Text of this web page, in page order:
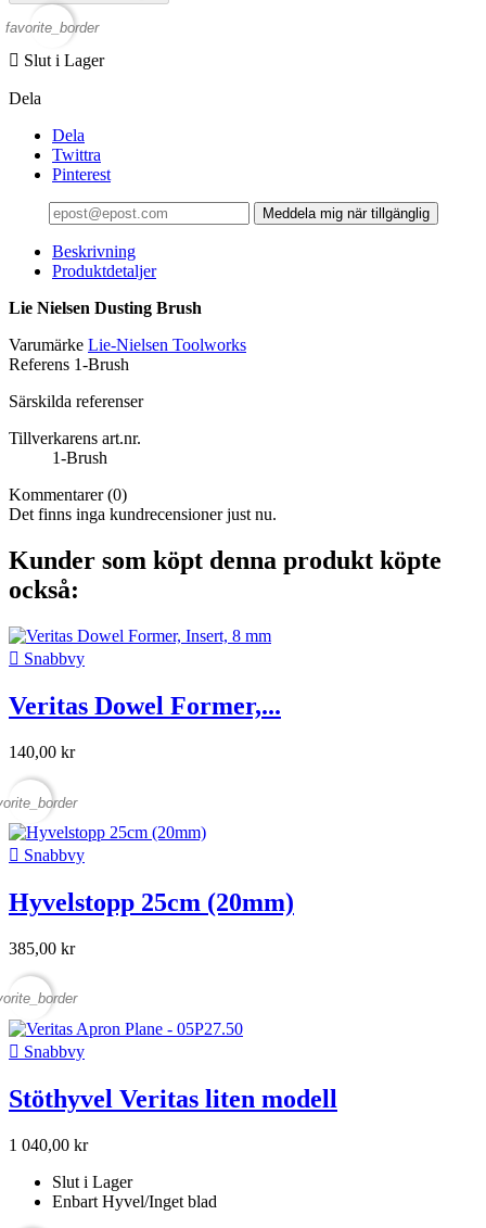
favorite_border
 Slut i Lager
Dela
Dela
Twittra
Pinterest
Meddela mig när tillgänglig
Beskrivning
Produktdetaljer
Lie Nielsen Dusting Brush
Varumärke Lie-Nielsen Toolworks
Referens 1-Brush
Särskilda referenser
Tillverkarens art.nr.
1-Brush
Kommentarer (0)
Det finns inga kundrecensioner just nu.
Kunder som köpt denna produkt köpte
också:
 Snabbvy
Veritas Dowel Former,...
140,00 kr
 Snabbvy
Hyvelstopp 25cm (20mm)
385,00 kr
 Snabbvy
Stöthyvel Veritas liten modell
1 040,00 kr
Slut i Lager
Enbart Hyvel/Inget blad